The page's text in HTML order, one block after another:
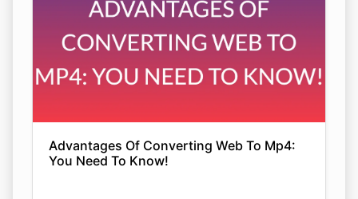
Advantages Of Converting Web To Mp4:
You Need To Know!